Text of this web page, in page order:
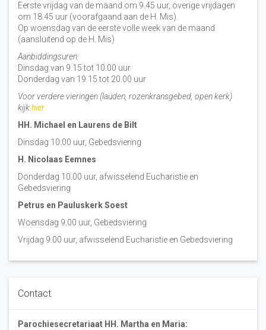
Eerste vrijdag van de maand om 9.45 uur, overige vrijdagen
om 18.45 uur (voorafgaand aan de H. Mis).
Op woensdag van de eerste volle week van de maand
(aansluitend op de H. Mis)
Aanbiddingsuren:
Dinsdag van 9.15 tot 10.00 uur
Donderdag van 19.15 tot 20.00 uur
Voor verdere vieringen (lauden, rozenkransgebed, open kerk)
kijkhier
HH. Michael en Laurens de Bilt
Dinsdag 10:00 uur, Gebedsviering
H. Nicolaas Eemnes
Donderdag 10.00 uur, afwisselend Eucharistie en
Gebedsviering
Petrus en Pauluskerk Soest
Woensdag 9.00 uur, Gebedsviering
Vrijdag 9.00 uur, afwisselend Eucharistie en Gebedsviering
Contact
Parochiesecretariaat HH. Martha en Maria: